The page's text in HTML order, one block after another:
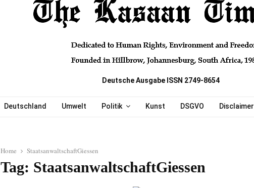
Deutsche Ausgabe ISSN 2749-8654
Deutschland Umwelt Politik Kunst DSGVO Disclaimer
Home StaatsanwaltschaftGiessen
Tag: StaatsanwaltschaftGiessen